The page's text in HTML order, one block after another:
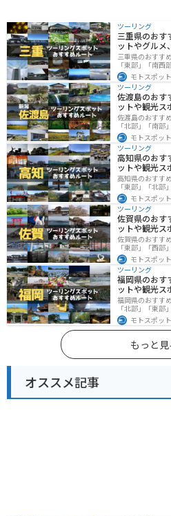
ツーリング
三重県のおす
ットやグルメ
三重県のおすす
「東部」「南西
標高の高いスカ
で、飽きること
で三重県にツー
モトスポット
ツーリング
佐渡島のおす
ットや観光ス
佐渡島のおすす
「北部」「南部
と歴史的なスポ
スポットが多数
に行く際は参考
モトスポット
ツーリング
高知県のおす
ットや観光ス
高知県のおすす
「東部」「北部
山と海どちらも
しみ方ができま
際は参考にして
モトスポット
ツーリング
佐賀県のおす
ットや観光ス
佐賀県のおすす
「東部」「西部
地や古墳群、歴
ングに適したス
できます。バイ
にしてください
モトスポット
ツーリング
福岡県のおす
ットや観光ス
福岡県のおすす
「北部」「東
ます。豊かな自
魅力が詰まって
クで福岡県にツ
モトスポット
もっと見
オススメ記事